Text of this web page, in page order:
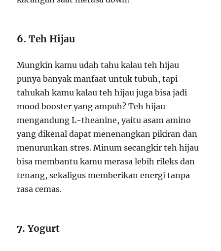
6.Teh Hijau
Mungkin kamu udah tahu kalau teh hijau
punya banyak manfaat untuk tubuh, tapi
tahukah kamu kalau teh hijau juga bisa jadi
mood booster yang ampuh? Teh hijau
mengandung L-theanine, yaitu asam amino
yang dikenal dapat menenangkan pikiran dan
menurunkan stres. Minum secangkir teh hijau
bisa membantu kamu merasa lebih rileks dan
tenang, sekaligus memberikan energi tanpa
rasa cemas.
7.Yogurt